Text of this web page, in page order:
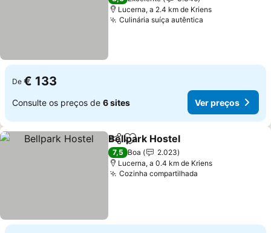
Lucerna, a 2.4 km de Kriens
Culinária suíça autêntica
De € 133
Consulte os preços de 6 sites Ver preços
PartilharAdicionar aos favoritos
Bellpark Hostel
7,5 Boa
2.023
Lucerna, a 0.4 km de Kriens
Cozinha compartilhada